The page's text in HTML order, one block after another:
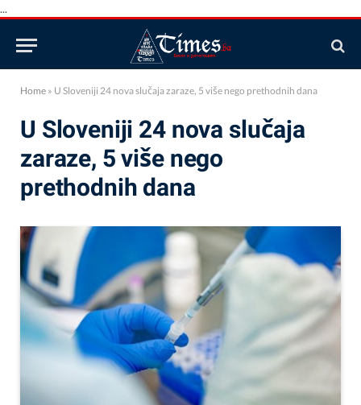
...
Home » U Sloveniji 24 nova slučaja zaraze, 5 više nego prethodnih dana
U Sloveniji 24 nova slučaja
zaraze, 5 više nego
prethodnih dana